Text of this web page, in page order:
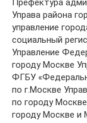
Префектура
Управа района
управление
социальный
Управление
городу Москве
ФГБУ
по г.Москве
по городу
городу Москве и